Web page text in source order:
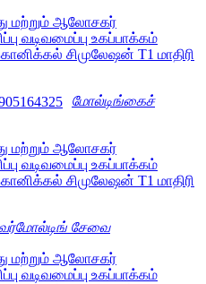
மற்றும் ஆலோசகர்
வடிவமைப்பு உகப்பாக்கம்
சிமுலேஷன் T1 மாதிரி
மோல்டிங்கைச்
மற்றும் ஆலோசகர்
வடிவமைப்பு உகப்பாக்கம்
சிமுலேஷன் T1 மாதிரி
சேவை
மற்றும் ஆலோசகர்
வடிவமைப்பு உகப்பாக்கம்